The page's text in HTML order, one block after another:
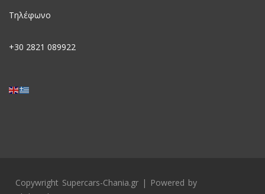
Τηλέφωνο
+30 2821 089922
Copywright Supercars-Chania.gr | Powered by